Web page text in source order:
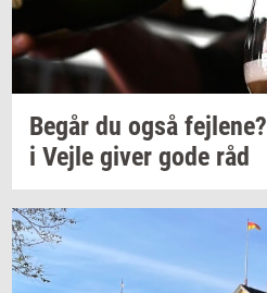
Begår du også fejl­e­ne?
i Vejle giver gode råd